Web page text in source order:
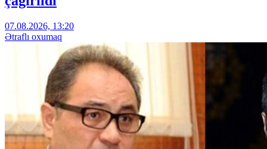
07.08.2026, 13:20
Ətraflı oxumaq